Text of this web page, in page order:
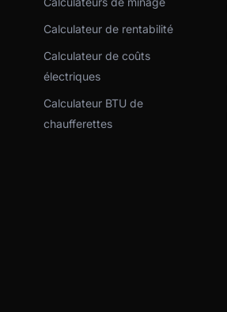
Calculateur de rentabilité
Calculateur de coûts
électriques
Calculateur BTU de
chaufferettes